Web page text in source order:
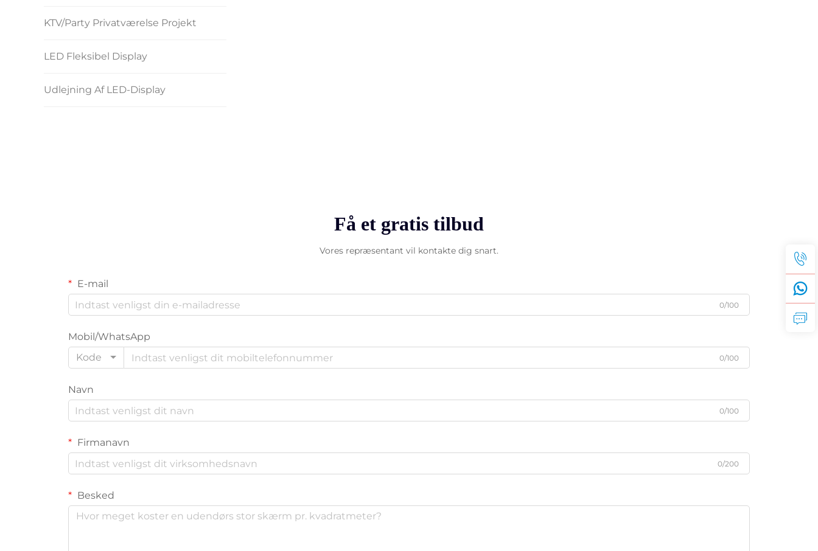
KTV/Party Privatværelse Projekt
LED Fleksibel Display
Udlejning Af LED-Display
Få et gratis tilbud
Vores repræsentant vil kontakte dig snart.
E-mail
0/100
Mobil/WhatsApp
Kode
0/100
Navn
0/100
Firmanavn
0/200
Besked